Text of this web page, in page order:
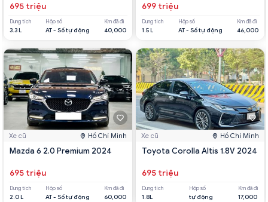
695 triệu
Dung tích
3.3 L
Hộp số
AT - Số tự động
Km đã đi
40,000
Xe cũ Hồ Chí Minh
Mazda 6 2.0 Premium 2024
695 triệu
Dung tích
2.0 L
Hộp số
AT - Số tự động
Km đã đi
60,000
699 triệu
Dung tích
1.5 L
Hộp số
AT - Số tự động
Km đã đi
46,000
Xe cũ Hồ Chí Minh
Toyota Corolla Altis 1.8V 2024
695 triệu
Dung tích
1.8L
Hộp số
tự động
Km đã đi
17,000